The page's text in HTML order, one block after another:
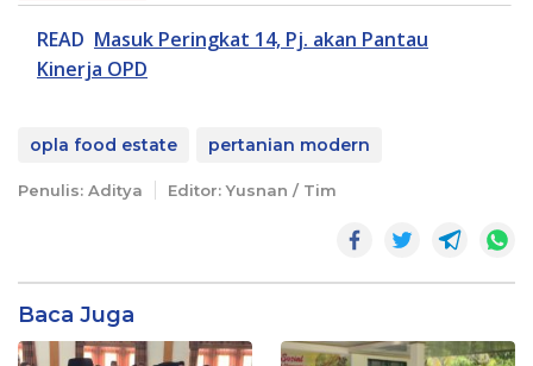
READ Masuk Peringkat 14, Pj. akan Pantau
Kinerja OPD
opla food estate pertanian modern
Penulis: Aditya Editor: Yusnan / Tim
Baca Juga